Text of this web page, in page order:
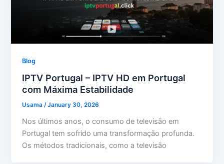
Blog
IPTV Portugal – IPTV HD em Portugal
com Máxima Estabilidade
Usama/January 30, 2026
Nos últimos anos, o consumo de televisão em
Portugal tem sofrido uma transformação profunda.
Os métodos tradicionais, como a televisão